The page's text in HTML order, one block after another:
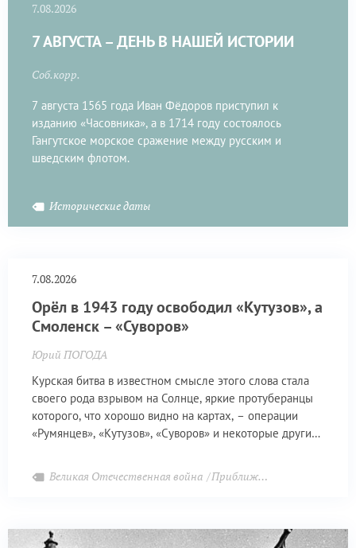
7.08.2026
7 АВГУСТА – ДЕНЬ В НАШЕЙ ИСТОРИИ
Соб.корр.
7 августа 1565 года Иван Фёдоров приступил к
изданию «Часовника», а в 1714 году состоялось
Гангутское морское сражение между русским и
шведским флотом.
Исторические даты
7.08.2026
Орёл в 1943 году освободил «Кутузов», а
Смоленск – «Суворов»
Юрий ПОГОДА
Курская битва в известном смысле этого слова стала
своего рода взрывом на Солнце, яркие протуберанцы
которого, что хорошо видно на картах, – операции
«Румянцев», «Кутузов», «Суворов» и некоторые другие,
Великая Отечественная война Приближая Победу